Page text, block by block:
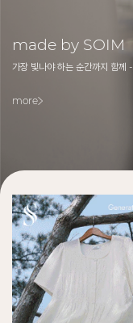
made by SOIM
가장 빛나야 하는 순간까지 함께 -
more